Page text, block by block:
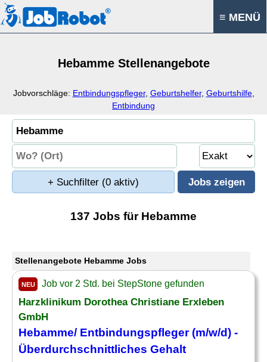
≡ MENÜ
Hebamme Stellenangebote
Jobvorschläge: Entbindungspfleger, Geburtshelfer, Geburtshilfe,
Entbindung
+ Suchfilter (0 aktiv)
137 Jobs für Hebamme
Stellenangebote Hebamme Jobs
NEU Job vor 2 Std. bei StepStone gefunden
Harzklinikum Dorothea Christiane Erxleben
GmbH
Hebamme/ Entbindungspfleger (m/w/d) -
Überdurchschnittliches Gehalt